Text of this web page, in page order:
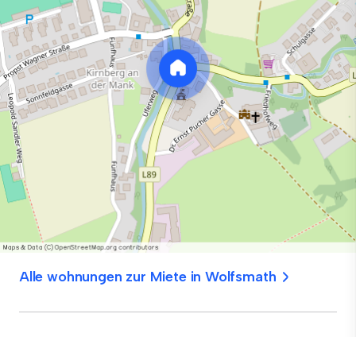
Alle wohnungen zur Miete in Wolfsmath